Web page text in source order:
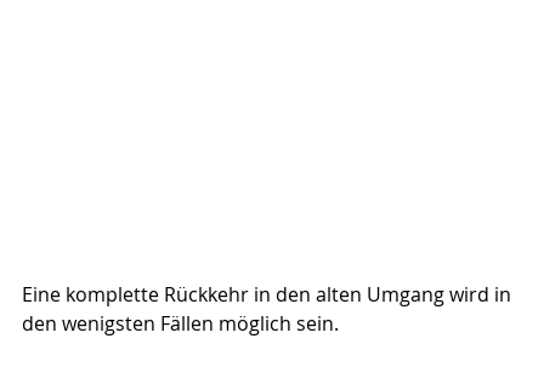
Eine komplette Rückkehr in den alten Umgang wird in
den wenigsten Fällen möglich sein.